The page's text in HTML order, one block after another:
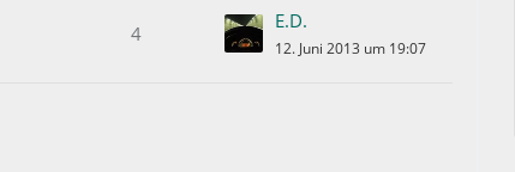
4
E.D.
12. Juni 2013 um 19:07